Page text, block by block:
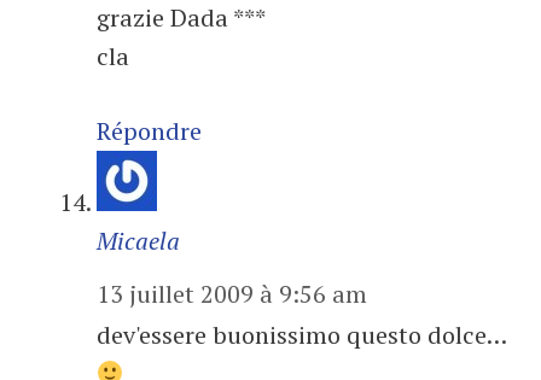
grazie Dada ***
cla
Répondre
Micaela
13 juillet 2009 à 9:56 am
dev'essere buonissimo questo dolce…